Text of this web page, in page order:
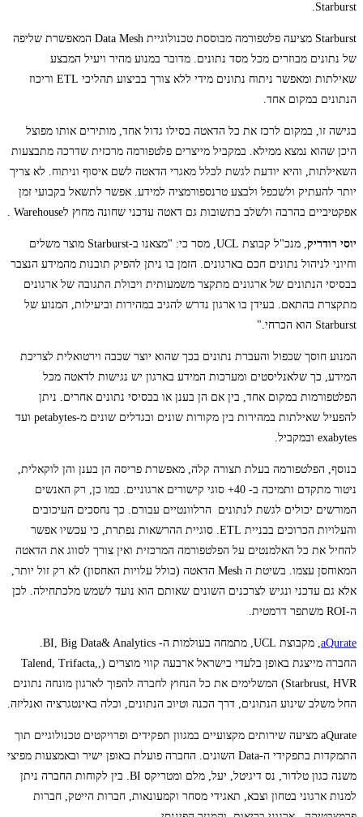
Starburst.
Starburst מציעה פלטפורמה מבוססת טכנולוגיית Data Mesh המאפשרת שליפה
של נתונים מבוזרים מכל מסד נתונים. מדובר במנוע מהיר ויעיל המבצע
שאילתות ומאפשר ניתוח נתונים מידי ללא צורך בביצוע תהליכי ETL וריכוז
הנתונים במקום אחד.
בגישה זו, במקום לרכז את כל הדאטה בסילו גדול אחד, מותירים אותו מפוצל
היכן שהוא נמצא ממילא. במקביל מייצרים פלטפורמה מרכזית שדרכה מתבצעות
השאילתות, והיא יודעת לגשת לכלל מאגרי הדאטה לשם איסוף וניתוח. לא צריך
יותר להעתיק ולשכפל ולבצע טרנספורמציה למידע. אפשר לתשאל בקבועי זמן
אפקטיביים בהרבה ולשלב בתשובות גם דאטה עדכני שחונה מחוץ לWarehouse .
יוסי רודריק
, מנכ"ל קבוצת UCL, מסר כי: "מצאנו ב-Starburst מוצר משלים
וחיוני לניהול נתונים חכם בארגונים. הזמן בו ניתן להפיק תובנות מהמידע הנצבר
בבסיסי הנתונים של ארגונים מתקצר משמעותית ויכולת התגובה של ארגונים
מתקצרת בהתאם. בעידן בו ארגון נדרש להגיב במהירות וביעילות, המנוע של
Starburst הוא הכרחי."
המנוע חוסך שכפול והעברת נתונים בכך שהוא יוצר שכבה וירטואלית לצריכת
המידע, כך שלאנליסטים ומערכות המידע בארגון יש נגישות לדאטה מכל
הפלטפורמות במקום אחד, בין אם הן בענן או בבסיסי נתונים אחרים. ניתן
להפעיל שאילתות במהירות בין מקורות שונים ובגדלים שונים מ-petabytes ועד
exabytes ובמקביל.
בנוסף, הפלטפורמה בעלת תצורה קלה, מאפשרת פריסה הן בענן והן לוקאלית,
ניטור מתקדם ותמיכה ב- 40+ סוגי קישורים ארגוניים. כמו כן, רק האנשים
המורשים יכולים לגשת לנתונים הרלוונטיים עבורם. כך נחסכים העיכובים
והעלויות הכרוכים בבניית ETL. סוגיית ההרשאות נפתרת, כי עכשיו אפשר
להחיל את כל האלמנטים על הפלטפורמה המרכזית ואין צורך לסווג את הדאטה
המאוחסן עצמו. בשיטת ה Mesh הדאטה (כולל עלויות האחסון) לא רק זול יותר,
אלא גם עדכני ונגיש לצרכנים השונים שאותם הוא נועד לשמש מלכתחילה. לכן
ה-ROI משתפר דרמטית.
aQurate
, מקבוצת UCL, מתמחה בעולמות ה- BI, Big Data& Analytics.
החברה מייצגת באופן בלעדי בישראל ארבעה קווי מוצרים (,Talend, Trifacta,
Starbrust, HVR) המשלימים את כל הנחוץ לחברה להפוך לארגון מונחה נתונים
החל משלב שינוע הנתונים, דרך הכנה וטיוב הנתונים, וכלה באינטגרציה ואנליזה.
aQurate מציעה שירותים מקצועיים במגוון תפקידים ופרויקטים טכנולוגיים תוך
התמקדות בתפקידי ה-Data השונים. החברה פועלת באופן ישיר ובאמצעות מפיצי
משנה כגון טלדור, נס דיגיטל, יעל, מלם ומטריקס BI. בין לקוחות החברה ניתן
למנות ארגוני בטחון וצבא, תאגידי מסחר וקמעונאות, חברות הייטק, חברות